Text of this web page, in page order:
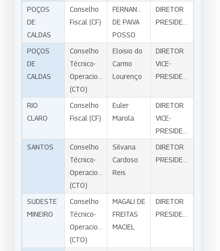
POÇOS
DE
CALDAS
Conselho
Fiscal (CF)
FERNANDO
DE PAIVA
POSSO
DIRETOR
POÇOS
DE
CALDAS
Conselho
Técnico-
Operacional
(CTO)
Eloisio do
Carmo
Lourenço
DIRETOR
VICE-
RIO
CLARO
Conselho
Fiscal (CF)
Euler
Marola
DIRETOR
VICE-
SANTOS
Conselho
Técnico-
Operacional
(CTO)
Silvana
Cardoso
Reis
DIRETOR
SUDESTE
MINEIRO
Conselho
Técnico-
Operacional
(CTO)
MAGALI DE
FREITAS
MACIEL
DIRETOR